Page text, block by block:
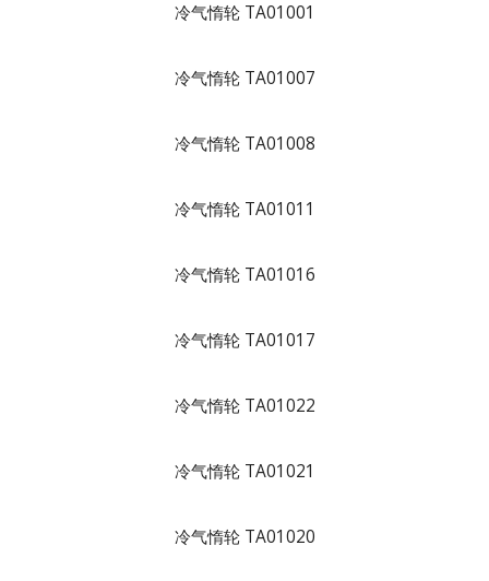
冷气惰轮 TA01001
冷气惰轮 TA01007
冷气惰轮 TA01008
冷气惰轮 TA01011
冷气惰轮 TA01016
冷气惰轮 TA01017
冷气惰轮 TA01022
冷气惰轮 TA01021
冷气惰轮 TA01020